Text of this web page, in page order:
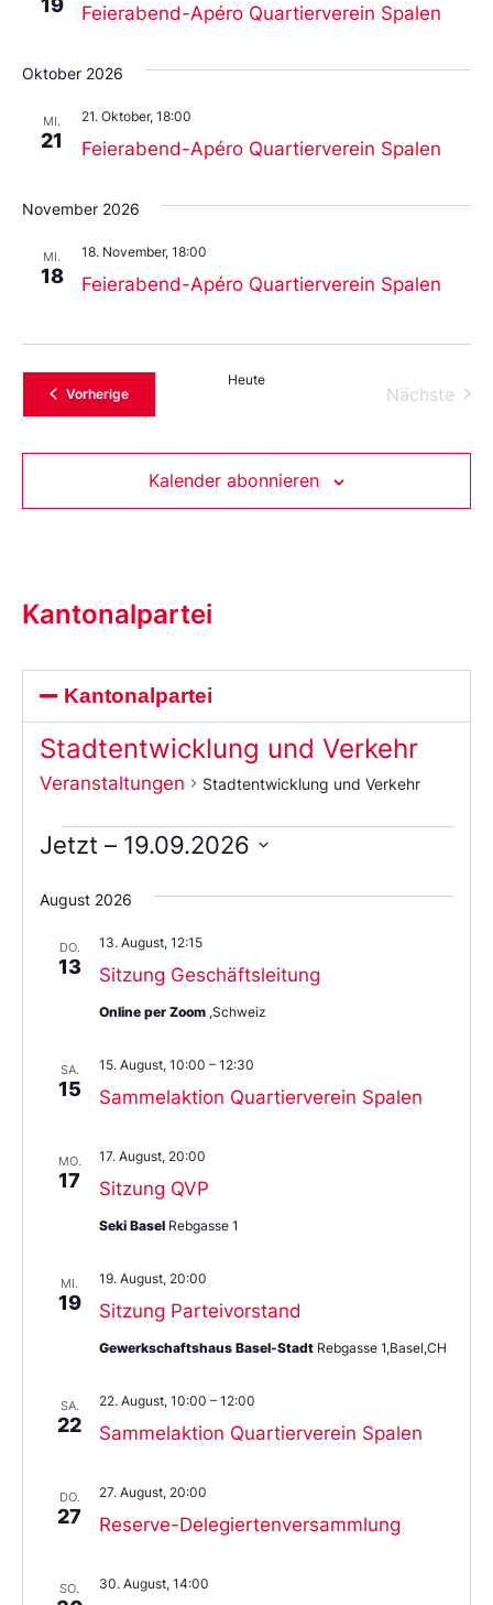
19 Feierabend-Apéro Quartierverein Spalen
Oktober 2026
MI.
21 Feierabend-Apéro Quartierverein Spalen
21. Oktober, 18:00
November 2026
MI.
18 Feierabend-Apéro Quartierverein Spalen
18. November, 18:00
VorherigeVeranstaltungen
Heute
Nächste
Kalender abonnieren
Kantonalpartei
Kantonalpartei
Stadtentwicklung und Verkehr
Veranstaltungen Stadtentwicklung und Verkehr
Jetzt – 19.09.2026
Sie
das
aus.
August 2026
DO.
13 Sitzung Geschäftsleitung
13. August, 12:15
Online per Zoom ,Schweiz
SA.
15 Sammelaktion Quartierverein Spalen
15. August, 10:00 – 12:30
MO.
17 Sitzung QVP
17. August, 20:00
Seki Basel Rebgasse 1
MI.
19 Sitzung Parteivorstand
19. August, 20:00
Gewerkschaftshaus Basel-Stadt Rebgasse 1,Basel,CH
SA.
22 Sammelaktion Quartierverein Spalen
22. August, 10:00 – 12:00
DO.
27 Reserve-Delegiertenversammlung
27. August, 20:00
SO. 30. August, 14:00